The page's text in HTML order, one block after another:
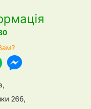
26б,